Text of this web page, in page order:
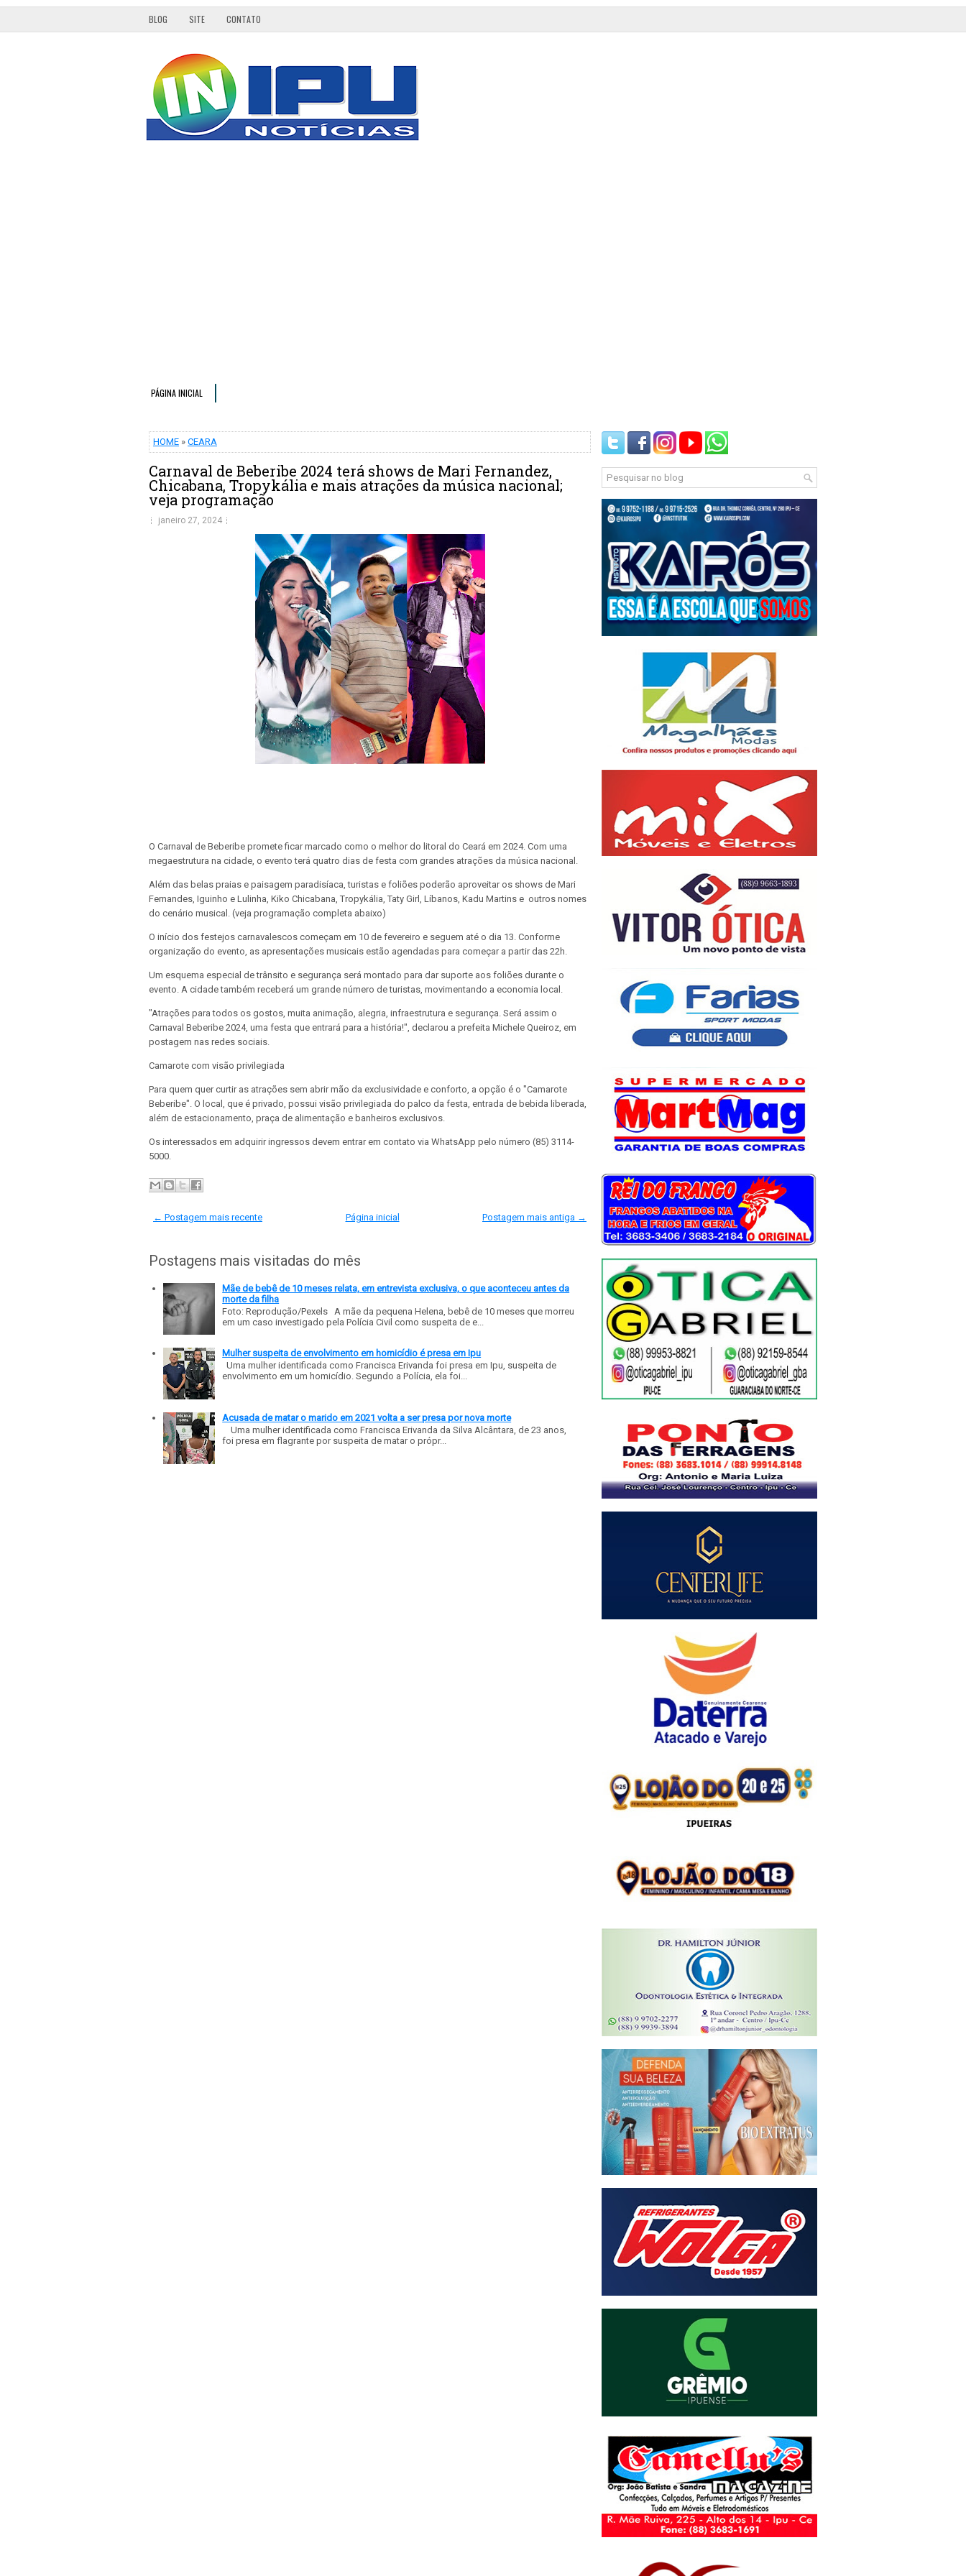
BLOG SITE CONTATO
PÁGINA INICIAL
HOME » CEARA
Carnaval de Beberibe 2024 terá shows de Mari Fernandez,
Chicabana, Tropykália e mais atrações da música nacional;
veja programação
janeiro 27, 2024
O Carnaval de Beberibe promete ficar marcado como o melhor do litoral do Ceará em 2024. Com uma
megaestrutura na cidade, o evento terá quatro dias de festa com grandes atrações da música nacional.
Além das belas praias e paisagem paradisíaca, turistas e foliões poderão aproveitar os shows de Mari
Fernandes, Iguinho e Lulinha, Kiko Chicabana, Tropykália, Taty Girl, Líbanos, Kadu Martins e outros nomes
do cenário musical. (veja programação completa abaixo)
O início dos festejos carnavalescos começam em 10 de fevereiro e seguem até o dia 13. Conforme
organização do evento, as apresentações musicais estão agendadas para começar a partir das 22h.
Um esquema especial de trânsito e segurança será montado para dar suporte aos foliões durante o
evento. A cidade também receberá um grande número de turistas, movimentando a economia local.
"Atrações para todos os gostos, muita animação, alegria, infraestrutura e segurança. Será assim o
Carnaval Beberibe 2024, uma festa que entrará para a história!", declarou a prefeita Michele Queiroz, em
postagem nas redes sociais.
Camarote com visão privilegiada
Para quem quer curtir as atrações sem abrir mão da exclusividade e conforto, a opção é o "Camarote
Beberibe". O local, que é privado, possui visão privilegiada do palco da festa, entrada de bebida liberada,
além de estacionamento, praça de alimentação e banheiros exclusivos.
Os interessados em adquirir ingressos devem entrar em contato via WhatsApp pelo número (85) 3114-
5000.
← Postagem mais recente Postagem mais antiga →
Página inicial
Postagens mais visitadas do mês
Mãe de bebê de 10 meses relata, em entrevista exclusiva, o que aconteceu antes da
morte da filha
Foto: Reprodução/Pexels A mãe da pequena Helena, bebê de 10 meses que morreu
em um caso investigado pela Polícia Civil como suspeita de e...
Mulher suspeita de envolvimento em homicídio é presa em Ipu
Uma mulher identificada como Francisca Erivanda foi presa em Ipu, suspeita de
envolvimento em um homicídio. Segundo a Polícia, ela foi...
Acusada de matar o marido em 2021 volta a ser presa por nova morte
Uma mulher identificada como Francisca Erivanda da Silva Alcântara, de 23 anos,
foi presa em flagrante por suspeita de matar o própr...